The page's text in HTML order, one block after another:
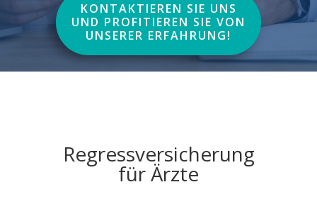
KONTAKTIEREN SIE UNS
UND PROFITIEREN SIE VON
UNSERER ERFAHRUNG!
Regressversicherung
für Ärzte